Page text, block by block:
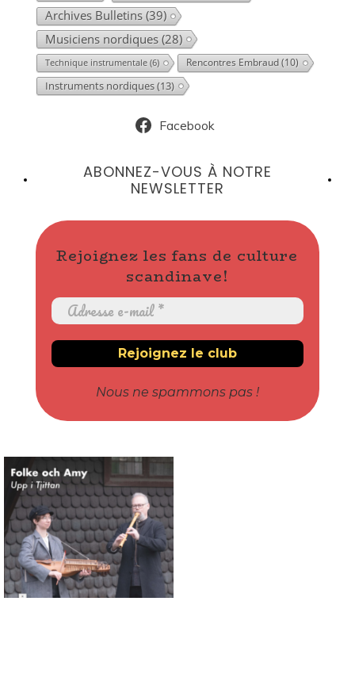
Archives Bulletins(39)
Musiciens nordiques(28)
Technique instrumentale(6) Rencontres Embraud(10)
Instruments nordiques(13)
Facebook
ABONNEZ-VOUS À NOTRE
NEWSLETTER
Rejoignez les fans de culture
scandinave!
Nous ne spammons pas !